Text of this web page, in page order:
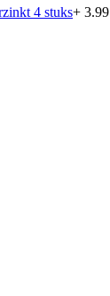
4 stuks+ 3.99